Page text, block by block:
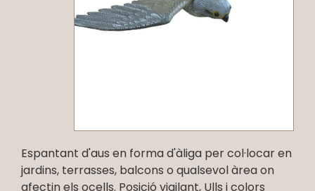
Espantant d'aus en forma d'àliga per col·locar en
jardins, terrasses, balcons o qualsevol àrea on
afectin els ocells. Posició vigilant, Ulls i colors